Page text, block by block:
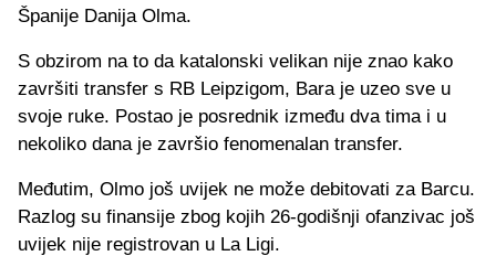
Španije Danija Olma.
S obzirom na to da katalonski velikan nije znao kako
završiti transfer s RB Leipzigom, Bara je uzeo sve u
svoje ruke. Postao je posrednik između dva tima i u
nekoliko dana je završio fenomenalan transfer.
Međutim, Olmo još uvijek ne može debitovati za Barcu.
Razlog su finansije zbog kojih 26-godišnji ofanzivac još
uvijek nije registrovan u La Ligi.